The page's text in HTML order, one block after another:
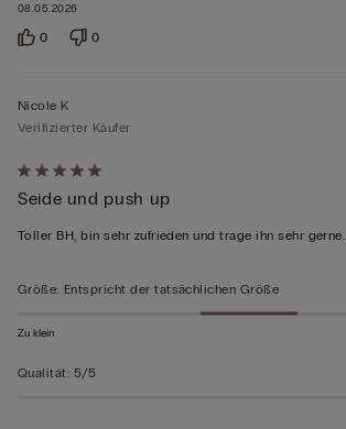
08.05.2026
0 0
Mit
5
von
bewertet
Nicole K
Verifizierter Käufer
Seide und push up
Toller BH, bin sehr zufrieden und trage ihn sehr gerne.
Größe: Entspricht der tatsächlichen Größe
Zu klein
Qualität: 5/5